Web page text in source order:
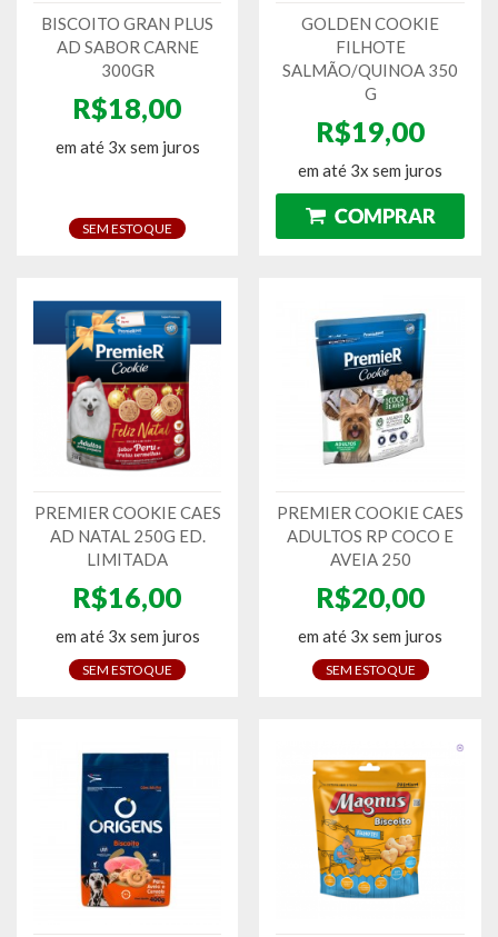
BISCOITO GRAN PLUS
AD SABOR CARNE
300GR
R$18,00
em até 3x sem juros
SEM ESTOQUE
GOLDEN COOKIE
FILHOTE
SALMÃO/QUINOA 350
G
R$19,00
em até 3x sem juros
PREMIER COOKIE CAES
AD NATAL 250G ED.
LIMITADA
R$16,00
em até 3x sem juros
SEM ESTOQUE
PREMIER COOKIE CAES
ADULTOS RP COCO E
AVEIA 250
R$20,00
em até 3x sem juros
SEM ESTOQUE